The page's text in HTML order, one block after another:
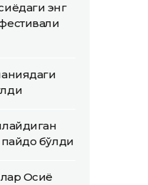
энг
бўлди
Осиё